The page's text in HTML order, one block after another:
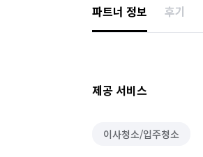
파트너 정보 후기
제공 서비스
이사청소/입주청소